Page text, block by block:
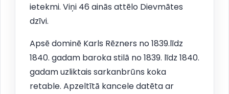
ietekmi. Viņi 46 ainās attēlo Dievmātes
dzīvi.
Apsē dominē Karls Rēzners no 1839.līdz
1840. gadam baroka stilā no 1839. līdz 1840.
gadam uzliktais sarkanbrūns koka
retable. Apzeltītā kancele datēta ar